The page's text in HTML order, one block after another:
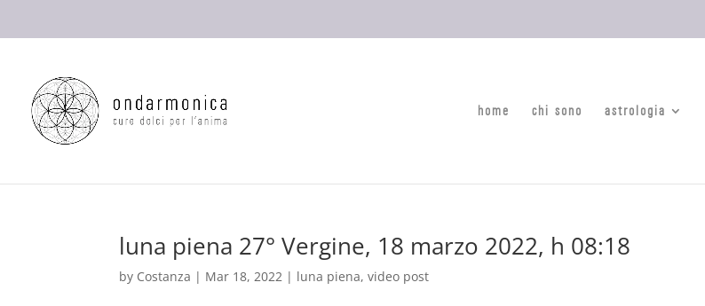
home chi sono astrologia
luna piena 27° Vergine, 18 marzo 2022, h 08:18
by Costanza | Mar 18, 2022 | luna piena,video post